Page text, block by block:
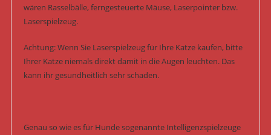
wären Rasselbälle, ferngesteuerte Mäuse, Laserpointer bzw.
Laserspielzeug.
Achtung: Wenn Sie Laserspielzeug für Ihre Katze kaufen, bitte
Ihrer Katze niemals direkt damit in die Augen leuchten. Das
kann ihr gesundheitlich sehr schaden.
Genau so wie es für Hunde sogenannte Intelligenzspielzeuge